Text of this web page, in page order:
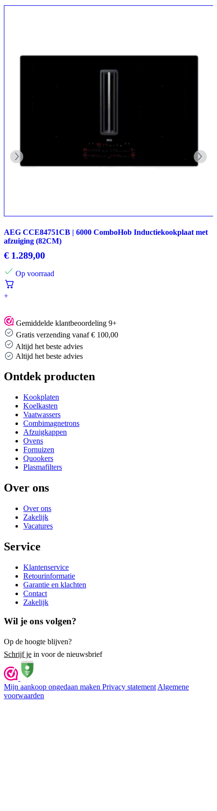
AEG CCE84751CB | 6000 ComboHob Inductiekookplaat met
afzuiging (82CM)
€ 1.289,00
Op voorraad
+
Gemiddelde klantbeoordeling 9+
Gratis verzending vanaf € 100,00
Altijd het beste advies
Altijd het beste advies
Ontdek producten
Kookplaten
Koelkasten
Vaatwassers
Combimagnetrons
Afzuigkappen
Ovens
Fornuizen
Quookers
Plasmafilters
Over ons
Over ons
Zakelijk
Vacatures
Service
Klantenservice
Retourinformatie
Garantie en klachten
Contact
Zakelijk
Wil je ons volgen?
Op de hoogte blijven?
Schrijf je in voor de nieuwsbrief
Mijn aankoop ongedaan maken Privacy statementAlgemene
voorwaarden